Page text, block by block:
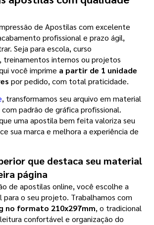
de Apostilas com excelente
profissional e prazo ágil,
Seja para escola, curso
treinamentos internos ou projetos
você imprime a partir de 1 unidade
por pedido, com total praticidade.
, transformamos seu arquivo em material
padrão de gráfica profissional.
uma apostila bem feita valoriza seu
sua marca e melhora a experiência de
que destaca seu material
página
de apostilas online, você escolhe a
para o seu projeto. Trabalhamos com
no formato 210x297mm, o tradicional
confortável e organização do